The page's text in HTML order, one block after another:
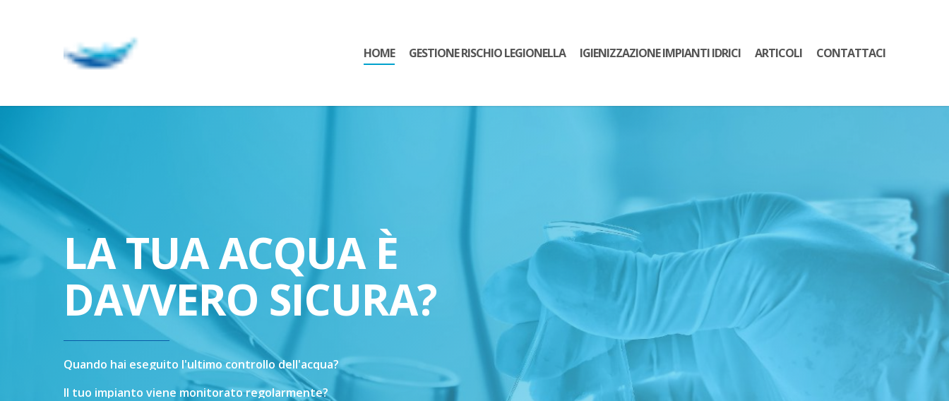
HOME GESTIONE RISCHIO LEGIONELLA IGIENIZZAZIONE IMPIANTI IDRICI ARTICOLI CONTATTACI
LA TUA ACQUA È
DAVVERO SICURA?
Quando hai eseguito l'ultimo controllo dell'acqua?
Il tuo impianto viene monitoratoregolarmente?